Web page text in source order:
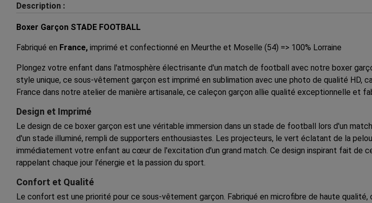
Description :
Boxer Garçon STADE FOOTBALL
Fabriqué en France, imprimé et confectionné en Meurthe et Moselle (54) => 100% Lorraine
Plongez votre enfant dans l'atmosphère électrisante d'un match de football avec notre boxer
style unique, ce sous-vêtement garçon est imprimé en sublimation avec une photo de qualité HD,
France dans notre atelier de manière artisanale, ce caleçon garçon allie qualité exceptionnelle et
Design et Imprimé
Le design de ce boxer garçon est une véritable immersion dans un stade de football lors d'un
d'un stade illuminé, rempli de supporters enthousiastes. Les projecteurs, le vert éclatant de la
immédiatement votre enfant au cœur de l'excitation d'un grand match. Ce design inspirant fait de
rappelant chaque jour l'énergie et la passion du sport.
Confort et Qualité
Le confort est une priorité pour ce sous-vêtement garçon. Fabriqué en microfibre de haute